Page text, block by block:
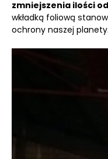
zmniejszenia ilości
wkładką foliową
ochrony naszej planety.